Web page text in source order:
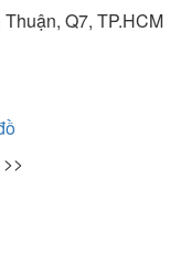
Q7, TP.HCM